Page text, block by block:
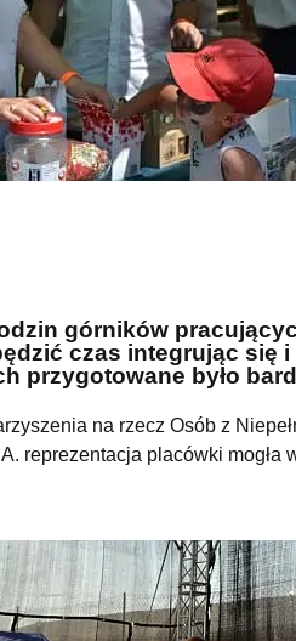
górników
czas integrując się
przygotowane było
na rzecz Osób z
reprezentacja placówki mogła